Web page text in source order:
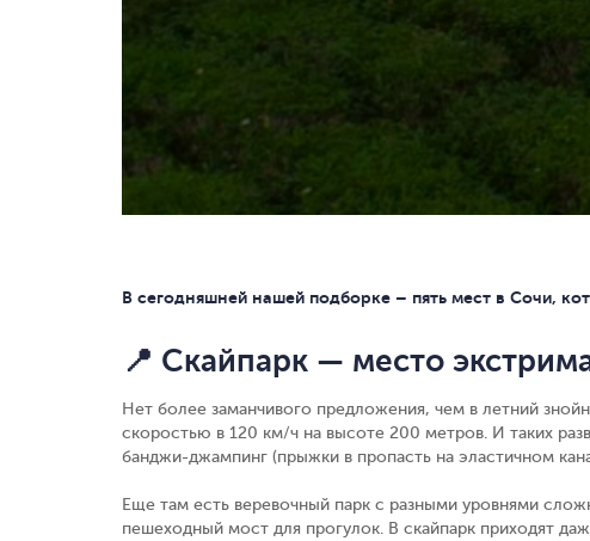
В сегодняшней нашей подборке – пять мест в Сочи,
📍 Скайпарк — место
Нет более заманчивого предложения, чем в летний
скоростью в 120 км/ч на высоте 200 метров. И таких
банджи-джампинг (прыжки в пропасть на эластичном
Еще там есть веревочный парк с разными уровнями
пешеходный мост для прогулок. В скайпарк приходят